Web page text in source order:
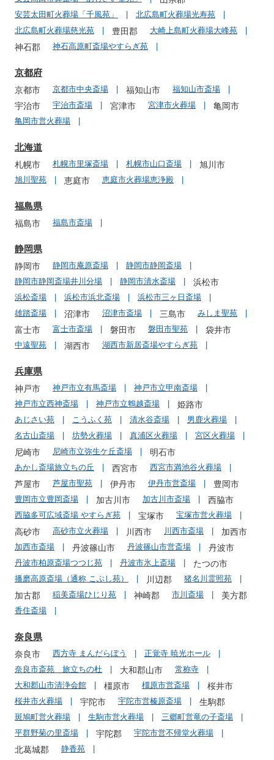
安芸太田町火葬場「千風苑」
北広島町火葬場光寿苑
北広島町火葬場慈光苑
豊田郡 大崎上島町火葬場大峰苑
神石郡 神石高原町斎場やすらぎ苑
京都府
京都市 京都市中央斎場 福知山市 福知山市斎場
宇治市 宇治市斎場 宮津市 宮津市火葬場 亀岡市
亀岡市営火葬場
北海道
札幌市 札幌市里塚斎場 札幌市山口斎場 旭川市
旭川聖苑 恵庭市 恵庭市火葬場恵浄殿
福島県
福島市 福島市斎場
静岡県
静岡市 静岡市庵原斎場
静岡市静岡斎場
静岡市静岡斎場井川分場
静岡市清水斎場 浜松市
浜松斎場 浜松市浜北斎場
浜松市三ヶ日斎場
雄踏斎場
沼津市 沼津市斎場 三島市 みしま聖苑
富士市 富士市斎場 磐田市 磐田市聖苑 袋井市
中遠聖苑 湖西市 湖西市新居斎場やすらぎ苑
兵庫県
神戸市 神戸市立有馬斎場
神戸市立甲南斎場
神戸市立西神斎場
神戸市立鵯越斎場 姫路市
あじさい苑 こうふく苑 清水谷斎場
男鹿火葬場
名古山斎場
坊勢火葬場 真浦区火葬場 宮区火葬場
尼崎市 尼崎市立弥生ケ丘斎場 明石市
あかし斎場旅立ちの丘 西宮市 西宮市満池谷火葬場
芦屋市 芦屋市聖苑 伊丹市 伊丹市営斎場 豊岡市
豊岡市立豊岡斎場 加古川市 加古川市斎場 西脇市
西脇多可広域斎場 やすらぎ苑 宝塚市 宝塚市営火葬場
高砂市 高砂市立火葬場 川西市 川西市斎場 加西市
加西市斎場 丹波篠山市 丹波篠山市営斎場 丹波市
丹波市柏原斎場つつじ苑 丹波市氷上斎場 たつの市
播磨高原斎場（通称 こぶし苑） 川辺郡 猪名川霊照苑
加古郡 稲美斎場ひじり苑 神崎郡 市川斎場 美方郡
香住斎場
奈良県
奈良市 西方寺 まんだらぼう
正覚寺 暁光ホール
奈良市斎苑 旅立ちの杜
大和郡山市
常称寺
大和郡山市清浄会館
橿原市 橿原市営斎場 桜井市
桜井市火葬場 宇陀市 宇陀市営榛原斎場 生駒郡
斑鳩町営火葬場 生駒市営火葬場
三郷町営竜の子斎場
平群野菊の里斎場
宇陀郡 宇陀市営不帰堂火葬場
北葛城郡 静香苑